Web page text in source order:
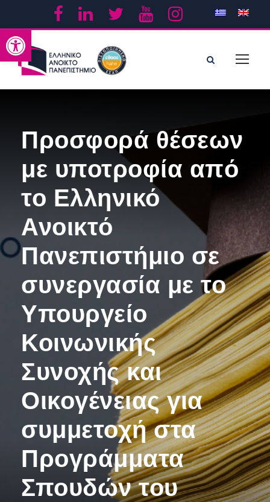
Ανοίξτε τη γραμμή εργαλείων
Προσφορά θέσεων
με υποτροφία από
το Ελληνικό
Ανοικτό
Πανεπιστήμιο σε
συνεργασία με το
Υπουργείο
Κοινωνικής
Συνοχής και
Οικογένειας για
συμμετοχή στα
Προγράμματα
Σπουδών του